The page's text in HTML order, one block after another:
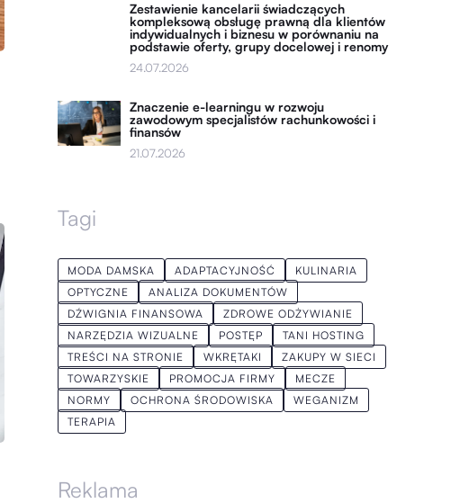
Zestawienie kancelarii świadczących
kompleksową obsługę prawną dla klientów
indywidualnych i biznesu w porównaniu na
podstawie oferty, grupy docelowej i renomy
24.07.2026
Znaczenie e-learningu w rozwoju
zawodowym specjalistów rachunkowości i
finansów
21.07.2026
Tagi
MODA DAMSKA ADAPTACYJNOŚĆ
KULINARIA
OPTYCZNE
ANALIZA DOKUMENTÓW
DŹWIGNIA FINANSOWA
ZDROWE ODŻYWIANIE
NARZĘDZIA WIZUALNE
POSTĘP
TANI HOSTING
TREŚCI NA STRONIE
WKRĘTAKI
ZAKUPY W SIECI
TOWARZYSKIE
PROMOCJA FIRMY
MECZE
NORMY
OCHRONA ŚRODOWISKA
WEGANIZM
TERAPIA
Reklama